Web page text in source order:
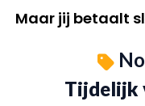
Maar jij betaalt
Tijdelijk